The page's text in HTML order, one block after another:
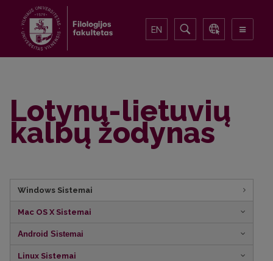
EN
Lotynų-lietuvių
kalbų žodynas
Windows Sistemai
Mac OS X Sistemai
Android Sistemai
Linux Sistemai